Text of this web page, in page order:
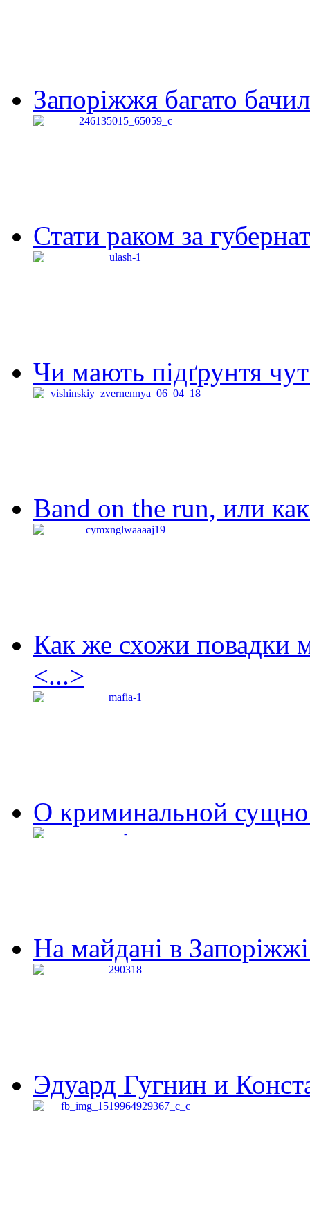
Запоріжжя багато
Стати раком за
Чи мають підґрунтя
Band on the run, или
Как же схожи повадки
<...>
О криминальной
На майдані в
Эдуард Гугнин и